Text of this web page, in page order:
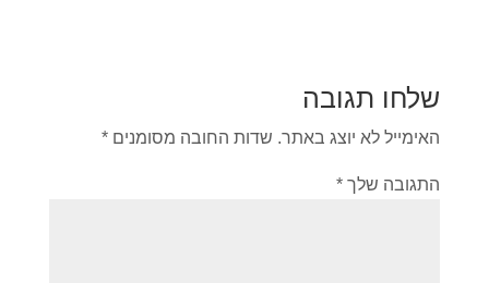
שלחו תגובה
האימייל לא יוצג באתר. שדות החובה מסומנים *
התגובה שלך *